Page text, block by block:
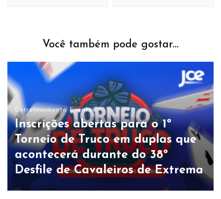
Você também pode gostar...
Entretenimento Eventos
Inscrições abertas para o 1º
Torneio de Truco em duplas que
acontecerá durante do 38º
Desfile de Cavaleiros de Extrema